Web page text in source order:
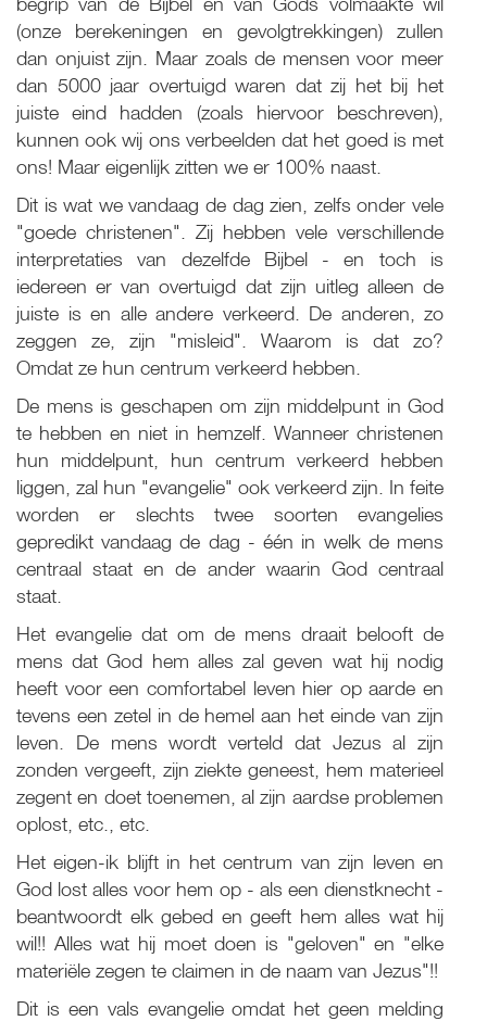
(onze berekeningen en gevolgtrekkingen) zullen
dan onjuist zijn. Maar zoals de mensen voor meer
dan 5000 jaar overtuigd waren dat zij het bij het
juiste eind hadden (zoals hiervoor beschreven),
kunnen ook wij ons verbeelden dat het goed is met
ons! Maar eigenlijk zitten we er 100% naast.
Dit is wat we vandaag de dag zien, zelfs onder vele
"goede christenen". Zij hebben vele verschillende
interpretaties van dezelfde Bijbel - en toch is
iedereen er van overtuigd dat zijn uitleg alleen de
juiste is en alle andere verkeerd. De anderen, zo
zeggen ze, zijn "misleid". Waarom is dat zo?
Omdat ze hun centrum verkeerd hebben.
De mens is geschapen om zijn middelpunt in God
te hebben en niet in hemzelf. Wanneer christenen
hun middelpunt, hun centrum verkeerd hebben
liggen, zal hun "evangelie" ook verkeerd zijn. In feite
worden er slechts twee soorten evangelies
gepredikt vandaag de dag - één in welk de mens
centraal staat en de ander waarin God centraal
staat.
Het evangelie dat om de mens draait belooft de
mens dat God hem alles zal geven wat hij nodig
heeft voor een comfortabel leven hier op aarde en
tevens een zetel in de hemel aan het einde van zijn
leven. De mens wordt verteld dat Jezus al zijn
zonden vergeeft, zijn ziekte geneest, hem materieel
zegent en doet toenemen, al zijn aardse problemen
oplost, etc., etc.
Het eigen-ik blijft in het centrum van zijn leven en
God lost alles voor hem op - als een dienstknecht -
beantwoordt elk gebed en geeft hem alles wat hij
wil!! Alles wat hij moet doen is "geloven" en "elke
materiële zegen te claimen in de naam van Jezus"!!
Dit is een vals evangelie omdat het geen melding